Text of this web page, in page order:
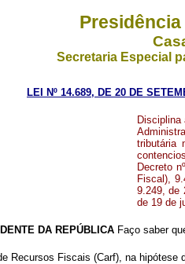
Secretaria Especial
LEI Nº 14.689, DE 20 DE
tributária
Decreto
Fiscal),
9.249, de
de 19 de
DA REPÚBLICAFaço saber
Recursos Fiscais (Carf), na